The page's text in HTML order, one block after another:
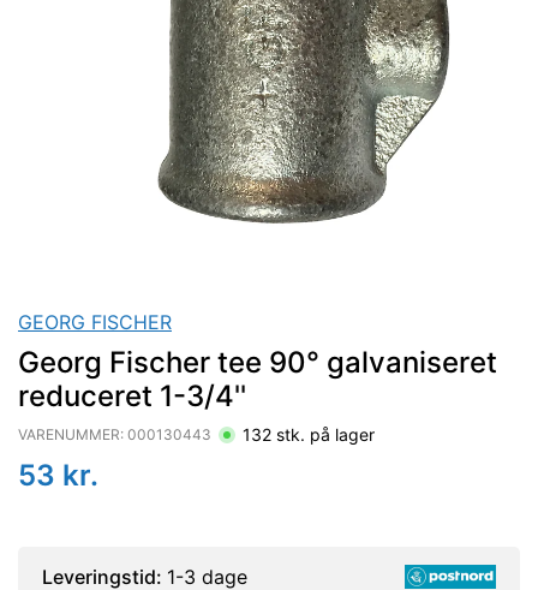
GEORG FISCHER
Georg Fischer tee 90° galvaniseret
reduceret 1-3/4''
VARENUMMER: 000130443 132 stk. på lager
53 kr.
Leveringstid: 1-3 dage